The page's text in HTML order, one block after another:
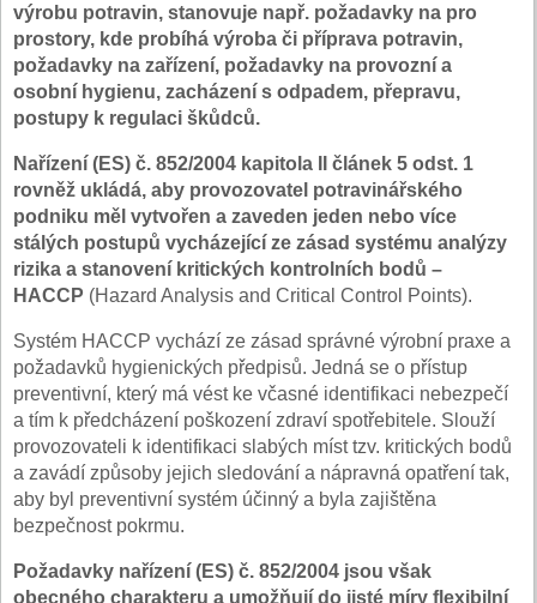
výrobu potravin, stanovuje např. požadavky na pro
prostory, kde probíhá výroba či příprava potravin,
požadavky na zařízení, požadavky na provozní a
osobní hygienu, zacházení s odpadem, přepravu,
postupy k regulaci škůdců.
Nařízení (ES) č. 852/2004 kapitola II článek 5 odst. 1
rovněž ukládá, aby provozovatel potravinářského
podniku měl vytvořen a zaveden jeden nebo více
stálých postupů vycházející ze zásad systému analýzy
rizika a stanovení kritických kontrolních bodů –
HACCP (Hazard Analysis and Critical Control Points).
Systém HACCP vychází ze zásad správné výrobní praxe a
požadavků hygienických předpisů. Jedná se o přístup
preventivní, který má vést ke včasné identifikaci nebezpečí
a tím k předcházení poškození zdraví spotřebitele. Slouží
provozovateli k identifikaci slabých míst tzv. kritických bodů
a zavádí způsoby jejich sledování a nápravná opatření tak,
aby byl preventivní systém účinný a byla zajištěna
bezpečnost pokrmu.
Požadavky nařízení (ES) č. 852/2004 jsou však
obecného charakteru a umožňují do jisté míry flexibilní